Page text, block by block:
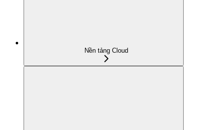
Nền tảng Cloud